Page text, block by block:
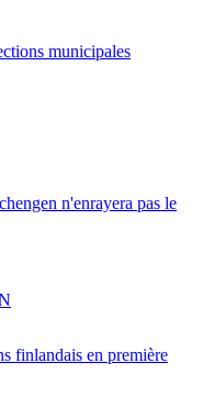
municipales
n'enrayera pas le
finlandais en première